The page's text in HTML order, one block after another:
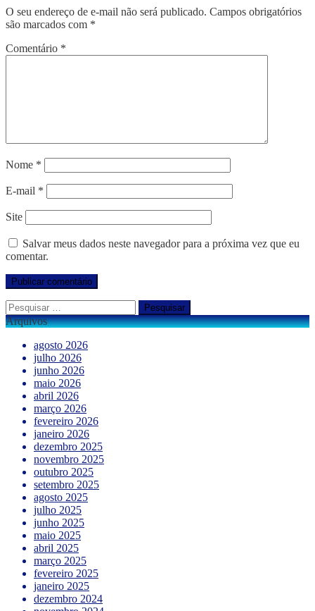
O seu endereço de e-mail não será publicado. Campos obrigatórios
são marcados com *
Comentário *
Nome *
E-mail *
Site
Salvar meus dados neste navegador para a próxima vez que eu
comentar.
Pesquisar
por:
Arquivos
agosto 2026
julho 2026
junho 2026
maio 2026
abril 2026
março 2026
fevereiro 2026
janeiro 2026
dezembro 2025
novembro 2025
outubro 2025
setembro 2025
agosto 2025
julho 2025
junho 2025
maio 2025
abril 2025
março 2025
fevereiro 2025
janeiro 2025
dezembro 2024